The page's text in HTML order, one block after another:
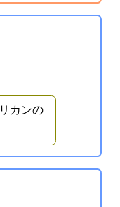
カンの